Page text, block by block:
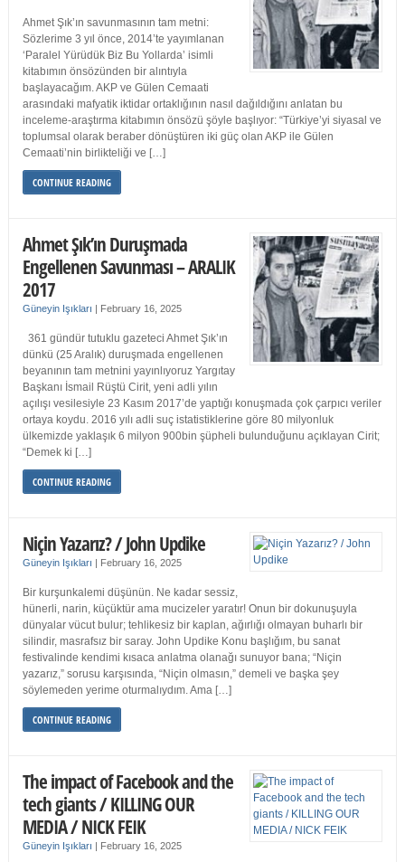
Ahmet Şık’ın savunmasının tam metni:
Sözlerime 3 yıl önce, 2014’te yayımlanan
‘Paralel Yürüdük Biz Bu Yollarda’ isimli
kitabımın önsözünden bir alıntıyla
başlayacağım. AKP ve Gülen Cemaati
arasındaki mafyatik iktidar ortaklığının nasıl dağıldığını anlatan bu
inceleme-araştırma kitabımın önsözü şöyle başlıyor: “Türkiye’yi siyasal ve
toplumsal olarak beraber dönüştüren iki güç olan AKP ile Gülen
Cemaati’nin birlikteliği ve […]
CONTINUE READING
Ahmet Şık’ın Duruşmada
Engellenen Savunması – ARALIK
2017
Güneyin Işıkları | February 16, 2025
361 gündür tutuklu gazeteci Ahmet Şık’ın
dünkü (25 Aralık) duruşmada engellenen
beyanının tam metnini yayınlıyoruz Yargıtay
Başkanı İsmail Rüştü Cirit, yeni adli yılın
açılışı vesilesiyle 23 Kasım 2017’de yaptığı konuşmada çok çarpıcı veriler
ortaya koydu. 2016 yılı adli suç istatistiklerine göre 80 milyonluk
ülkemizde yaklaşık 6 milyon 900bin şüpheli bulunduğunu açıklayan Cirit;
“Demek ki […]
CONTINUE READING
Niçin Yazarız? / John Updike
Güneyin Işıkları | February 16, 2025
Bir kurşunkalemi düşünün. Ne kadar sessiz,
hünerli, narin, küçüktür ama mucizeler yaratır! Onun bir dokunuşuyla
dünyalar vücut bulur; tehlikesiz bir kaplan, ağırlığı olmayan buharlı bir
silindir, masrafsız bir saray. John Updike Konu başlığım, bu sanat
festivalinde kendimi kısaca anlatma olanağı sunuyor bana; “Niçin
yazarız,” sorusu karşısında, “Niçin olmasın,” demeli ve başka şey
söylemeden yerime oturmalıydım. Ama […]
CONTINUE READING
The impact of Facebook and the
tech giants / KILLING OUR
MEDIA / NICK FEIK
Güneyin Işıkları | February 16, 2025